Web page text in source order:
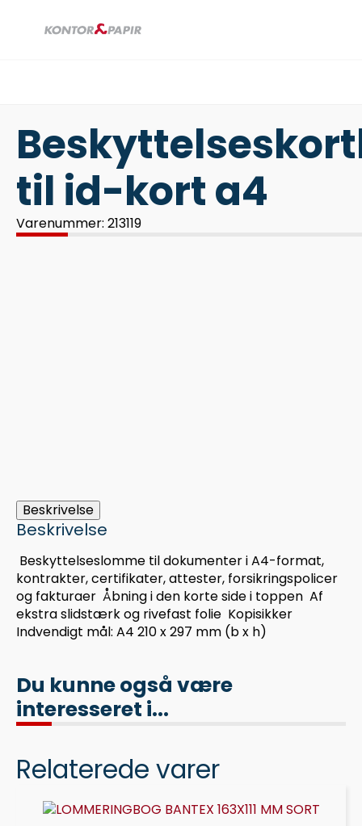
til id-kort a4
Varenummer: 213119
Beskrivelse
Beskrivelse
 Beskyttelseslomme til dokumenter i A4-format,
kontrakter, certifikater, attester, forsikringspolicer
og fakturaer  Åbning i den korte side i toppen  Af
ekstra slidstærk og rivefast folie  Kopisikker 
Indvendigt mål: A4 210 x 297 mm (b x h)
Du kunne også være
interesseret i...
Relaterede varer